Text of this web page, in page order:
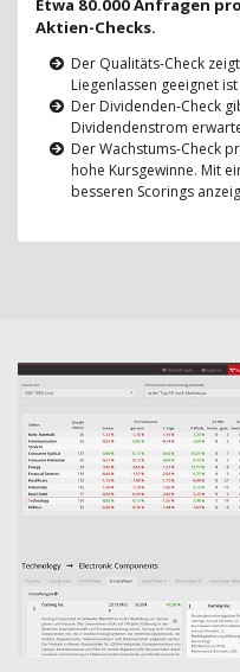
Etwa 80.000 Anfragen
Aktien-Checks.
Der Qualitäts-Check
Liegenlassen geeignet ist
Der Dividenden-Check
Dividendenstrom
Der Wachstums-Check
hohe Kursgewinne. Mit
besseren Scorings